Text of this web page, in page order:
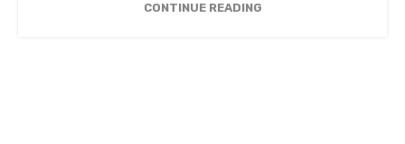
CONTINUE READING